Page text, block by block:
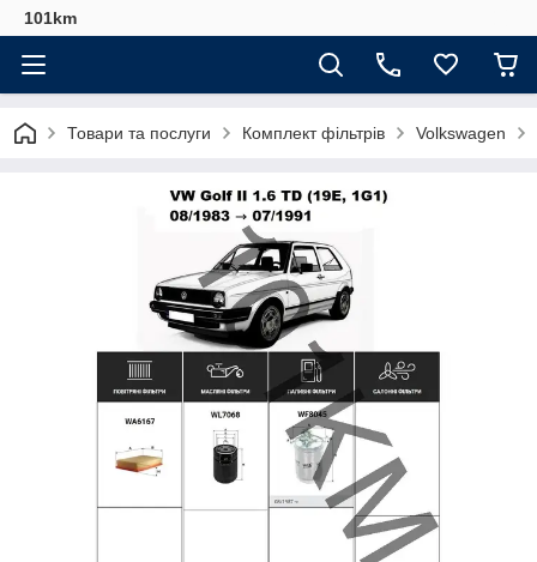
101km
Товари та послуги Комплект фільтрів Volkswagen